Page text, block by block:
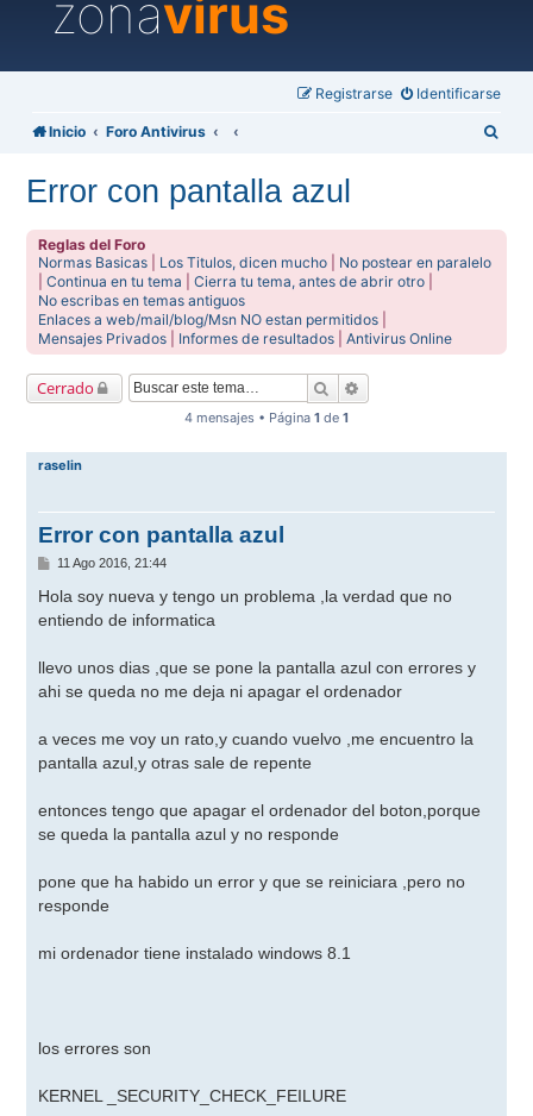
zonavirus
Identificarse
Registrarse
Inicio Foro Antivirus
Error con pantalla azul
Reglas del Foro
Normas Basicas
Los Titulos, dicen mucho
No postear en paralelo
|Continua en tu tema |Cierra tu tema, antes de abrir otro
No escribas en temas antiguos
Enlaces a web/mail/blog/Msn NO estan permitidos
Mensajes Privados
Informes de resultados |Antivirus Online
Cerrado Buscar
4 mensajes • Página 1 de 1
raselin
Error con pantalla azul
M
n
a
11 Ago 2016, 21:44
Hola soy nueva y tengo un problema ,la verdad que no
entiendo de informatica
llevo unos dias ,que se pone la pantalla azul con errores y
ahi se queda no me deja ni apagar el ordenador
a veces me voy un rato,y cuando vuelvo ,me encuentro la
pantalla azul,y otras sale de repente
entonces tengo que apagar el ordenador del boton,porque
se queda la pantalla azul y no responde
pone que ha habido un error y que se reiniciara ,pero no
responde
mi ordenador tiene instalado windows 8.1
los errores son
KERNEL _SECURITY_CHECK_FEILURE